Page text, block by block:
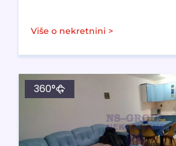
Više o nekretnini >
360°